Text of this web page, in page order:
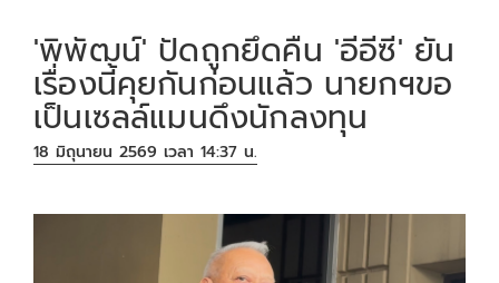
'พิพัฒน์' ปัดถูกยึดคืน 'อีอีซี' ยัน
เรื่องนี้คุยกันก่อนแล้ว นายกฯขอ
เป็นเซลล์แมนดึงนักลงทุน
18 มิถุนายน 2569 เวลา 14:37 น.